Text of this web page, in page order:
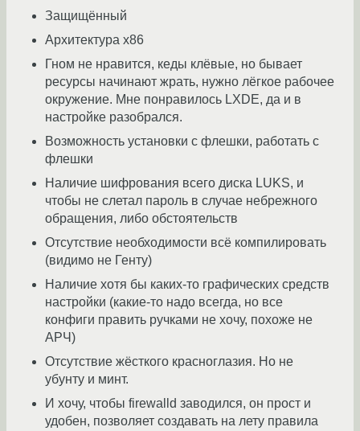
Защищённый
Архитектура х86
Гном не нравится, кеды клёвые, но бывает
ресурсы начинают жрать, нужно лёгкое рабочее
окружение. Мне понравилось LXDE, да и в
настройке разобрался.
Возможность установки с флешки, работать с
флешки
Наличие шифрования всего диска LUKS, и
чтобы не слетал пароль в случае небрежного
обращения, либо обстоятельств
Отсутствие необходимости всё компилировать
(видимо не Генту)
Наличие хотя бы каких-то графических средств
настройки (какие-то надо всегда, но все
конфиги править ручками не хочу, похоже не
АРЧ)
Отсутствие жёсткого красноглазия. Но не
убунту и минт.
И хочу, чтобы firewalld заводился, он прост и
удобен, позволяет создавать на лету правила